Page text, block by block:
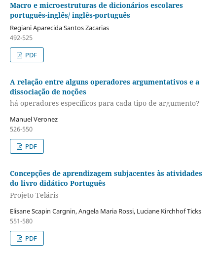
Macro e microestruturas de dicionários escolares
português-inglês/ inglês-português
Regiani Aparecida Santos Zacarias
492-525
PDF
A relação entre alguns operadores argumentativos e a
dissociação de noções
há operadores específicos para cada tipo de argumento?
Manuel Veronez
526-550
PDF
Concepções de aprendizagem subjacentes às atividades
do livro didático Português
Projeto Teláris
Elisane Scapin Cargnin, Angela Maria Rossi, Luciane Kirchhof Ticks
551-580
PDF